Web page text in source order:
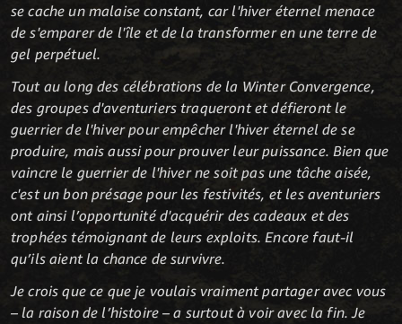
se cache un malaise constant, car l'hiver éternel menace
de s'emparer de l'île et de la transformer en une terre de
gel perpétuel.
Tout au long des célébrations de la Winter Convergence,
des groupes d'aventuriers traqueront et défieront le
guerrier de l'hiver pour empêcher l'hiver éternel de se
produire, mais aussi pour prouver leur puissance. Bien que
vaincre le guerrier de l'hiver ne soit pas une tâche aisée,
c'est un bon présage pour les festivités, et les aventuriers
ont ainsi l’opportunité d'acquérir des cadeaux et des
trophées témoignant de leurs exploits. Encore faut-il
qu’ils aient la chance de survivre.
Je crois que ce que je voulais vraiment partager avec vous
– la raison de l’histoire – a surtout à voir avec la fin. Je